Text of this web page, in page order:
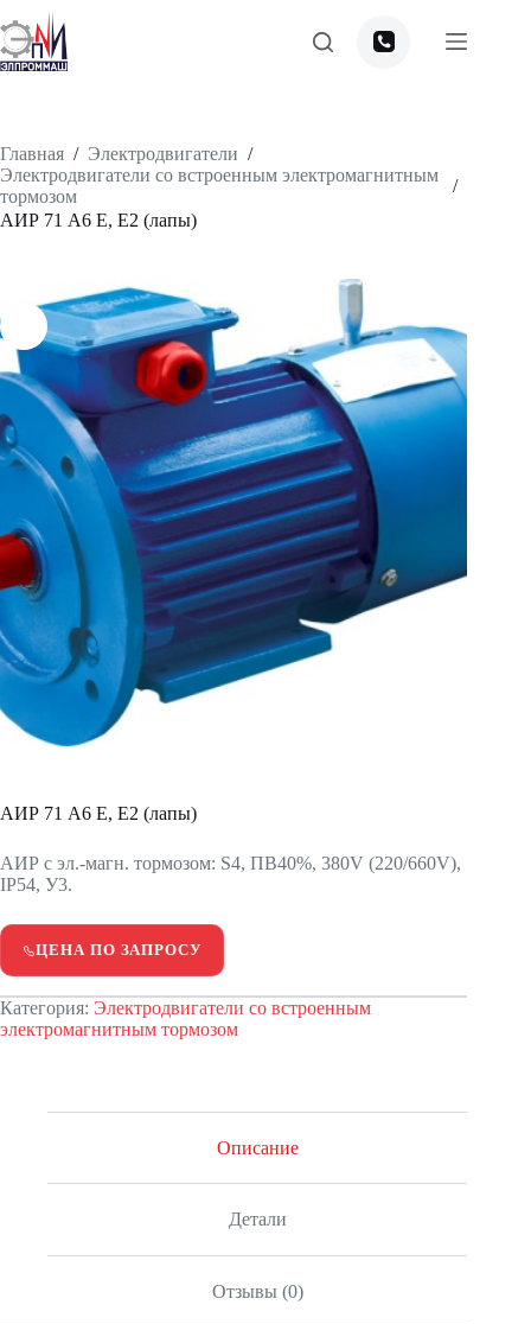
Перейти
к
сути
Главная / Электродвигатели /
Электродвигатели со встроенным электромагнитным
тормозом
/
АИР 71 А6 Е, Е2 (лапы)
АИР 71 А6 Е, Е2 (лапы)
АИР с эл.-магн. тормозом: S4, ПВ40%, 380V (220/660V),
IP54, У3.
ЦЕНА ПО ЗАПРОСУ
Категория: Электродвигатели со встроенным
электромагнитным тормозом
Описание
Детали
Отзывы (0)